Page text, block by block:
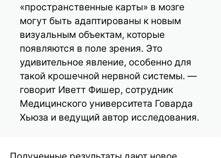
«пространственные карты» в мозге
могут быть адаптированы к новым
визуальным объектам, которые
появляются в поле зрения. Это
удивительное явление, особенно для
такой крошечной нервной системы. —
говорит Иветт Фишер, сотрудник
Медицинского университета Говарда
Хьюза и ведущий автор исследования.